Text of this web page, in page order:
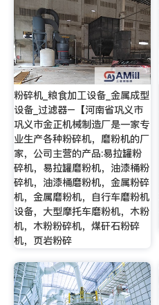
粉碎机_粮食加工设备_金属成型
设备_过滤器–【河南省巩义市
巩义市金正机械制造厂是一家专
业生产各种粉碎机，磨粉机的厂
家，公司主营的产品:易拉罐粉
碎机，易拉罐磨粉机，油漆桶粉
碎机，油漆桶磨粉机，金属粉碎
机，金属磨粉机，自行车磨粉机
设备，大型摩托车磨粉机，木粉
机，木粉粉碎机，煤矸石粉碎
机，页岩粉碎